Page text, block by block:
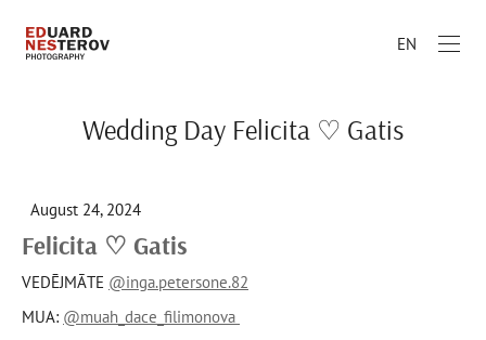
EN
Wedding Day Felicita ♡ Gatis
August 24, 2024
Felicita ♡ Gatis
VEDĒJMĀTE @inga.petersone.82
MUA: @muah_dace_filimonova